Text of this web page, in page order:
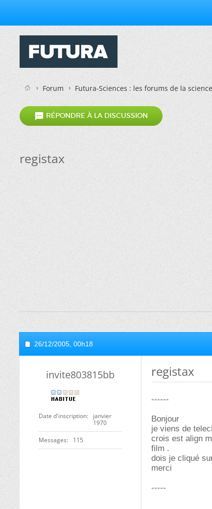
Forum Futura-Sciences : les forums de la science
 RÉPONDRE À LA DISCUSSION
registax
26/12/2005, 00h18
invite803815bb
Date d'inscription
janvier
1970
Messages 115
registax
------
Bonjour
je viens de
crois est align
film .
dois je cliqué
merci
-----